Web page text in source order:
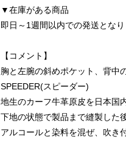
▼在庫がある商品
即日～1週間以内での発送となり
【コメント】
胸と左腕の斜めポケット、背中
SPEEDER(スピーダー)
地生のカーフ牛革原皮を日本国
下地の状態で製品まで縫製した
アルコールと染料を混ぜ、吹き